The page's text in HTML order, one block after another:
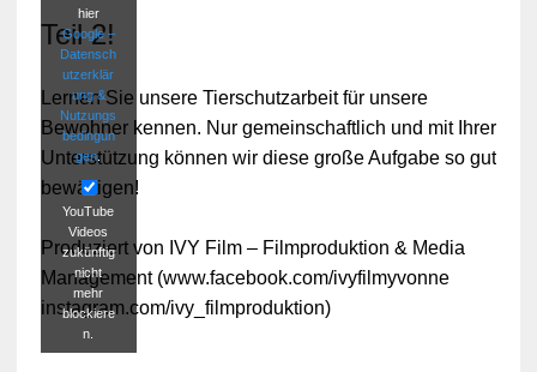
hier
Google –
Datensch
utzerklär
ung &
Nutzungs
bedingun
gen.
YouTube
Videos
zukünftig
nicht
mehr
blockiere
n.
Teil 2!
Lernen Sie unsere Tierschutzarbeit für unsere
Bewohner kennen. Nur gemeinschaftlich und mit Ihrer
Unterstützung können wir diese große Aufgabe so gut
bewältigen!
Produziert von IVY Film – Filmproduktion & Media
Management (www.facebook.com/ivyfilmyvonne
instagram.com/ivy_filmproduktion)